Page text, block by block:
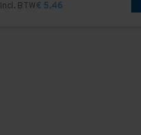
Incl. BTW€ 5,46